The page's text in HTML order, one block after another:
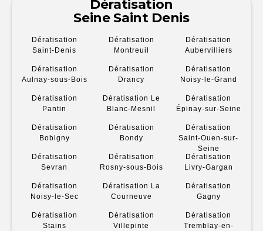
Dératisation
Seine Saint Denis
Dératisation
Saint-Denis
Dératisation
Montreuil
Dératisation
Aubervilliers
Dératisation
Aulnay-sous-Bois
Dératisation
Drancy
Dératisation
Noisy-le-Grand
Dératisation
Pantin
Dératisation Le
Blanc-Mesnil
Dératisation
Épinay-sur-Seine
Dératisation
Bobigny
Dératisation
Bondy
Dératisation
Saint-Ouen-sur-
Seine
Dératisation
Sevran
Dératisation
Rosny-sous-Bois
Dératisation
Livry-Gargan
Dératisation
Noisy-le-Sec
Dératisation La
Courneuve
Dératisation
Gagny
Dératisation
Stains
Dératisation
Villepinte
Dératisation
Tremblay-en-